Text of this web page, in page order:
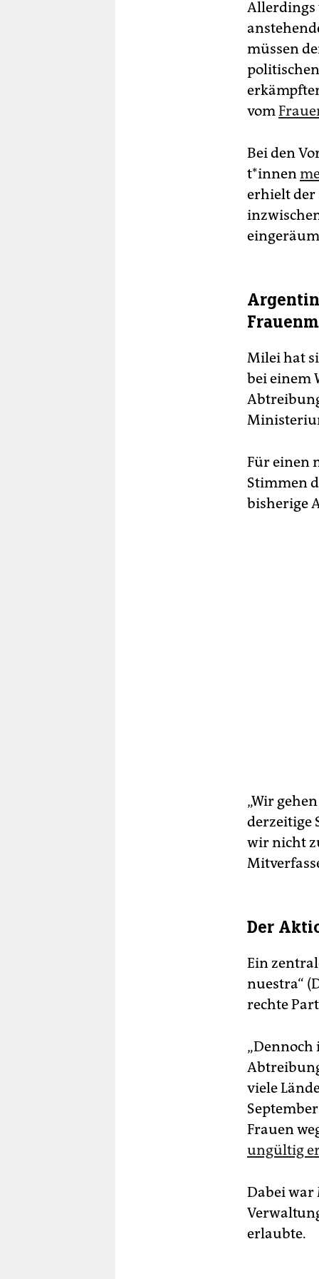
Allerdings
müssen
vom
Bei den
t*in­nen
erhielt der
Milei hat
bei einem
Für einen
Stimmen
bisherige
„Wir
derzeitige
wir nicht
Der
Ein
nuestra“
rechte
„Dennoch
viele
Frauen
ungültig
Dabei war
erlaubte.